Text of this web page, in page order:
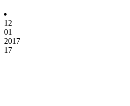
12
01
2017
17